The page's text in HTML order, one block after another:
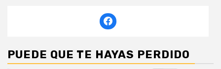
PUEDE QUE TE HAYAS PERDIDO